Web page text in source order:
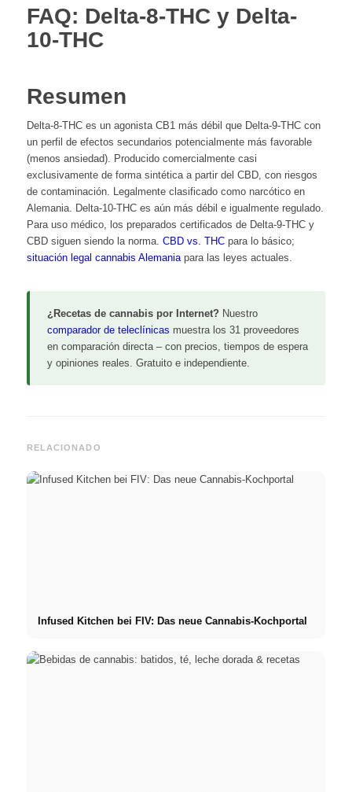
FAQ: Delta-8-THC y Delta-
10-THC
Resumen
Delta-8-THC es un agonista CB1 más débil que Delta-9-THC con
un perfil de efectos secundarios potencialmente más favorable
(menos ansiedad). Producido comercialmente casi
exclusivamente de forma sintética a partir del CBD, con riesgos
de contaminación. Legalmente clasificado como narcótico en
Alemania. Delta-10-THC es aún más débil e igualmente regulado.
Para uso médico, los preparados certificados de Delta-9-THC y
CBD siguen siendo la norma. CBD vs. THCpara lo básico;
situación legal cannabis Alemaniapara las leyes actuales.
¿Recetas de cannabis por Internet? Nuestro
comparador de teleclínicas muestra los 31 proveedores
en comparación directa – con precios, tiempos de espera
y opiniones reales. Gratuito e independiente.
RELACIONADO
Infused Kitchen bei FIV: Das neue Cannabis-Kochportal